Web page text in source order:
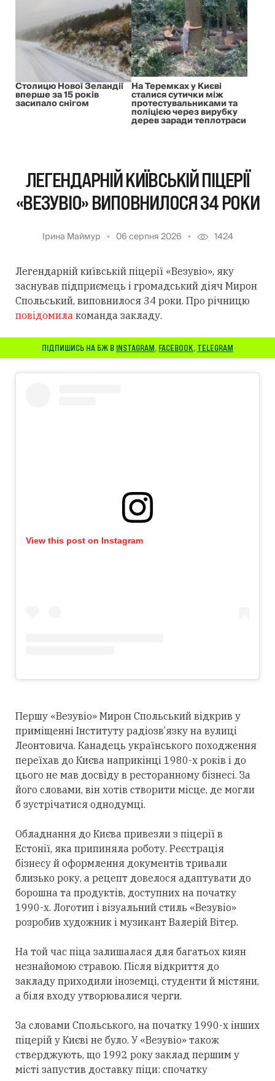
Столицю Нової Зеландії
вперше за 15 років
засипало снігом
На Теремках у Києві
сталися сутички між
протестувальниками та
поліцією через вирубку
дерев заради теплотраси
ЛЕГЕНДАРНІЙ КИЇВСЬКІЙ ПІЦЕРІЇ
«ВЕЗУВІО» ВИПОВНИЛОСЯ 34 РОКИ
Ірина Маймур 06 серпня 2026 1424
Легендарній київській піцерії «Везувіо», яку
заснував підприємець і громадський діяч Мирон
Спольський, виповнилося 34 роки. Про річницю
повідомила команда закладу.
ПІДПИШИСЬ НА БЖ В INSTAGRAM, FACEBOOK, TELEGRAM
View this post on Instagram
Першу «Везувіо» Мирон Спольський відкрив у
приміщенні Інституту радіозв’язку на вулиці
Леонтовича. Канадець українського походження
переїхав до Києва наприкінці 1980-х років і до
цього не мав досвіду в ресторанному бізнесі. За
його словами, він хотів створити місце, де могли
б зустрічатися однодумці.
Обладнання до Києва привезли з піцерії в
Естонії, яка припиняла роботу. Реєстрація
бізнесу й оформлення документів тривали
близько року, а рецепт довелося адаптувати до
борошна та продуктів, доступних на початку
1990-х. Логотип і візуальний стиль «Везувіо»
розробив художник і музикант Валерій Вітер.
На той час піца залишалася для багатьох киян
незнайомою стравою. Після відкриття до
закладу приходили іноземці, студенти й містяни,
а біля входу утворювалися черги.
За словами Спольського, на початку 1990-х інших
піцерій у Києві не було. У «Везувіо» також
стверджують, що 1992 року заклад першим у
місті запустив доставку піци: спочатку